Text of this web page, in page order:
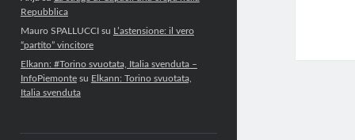
Repubblica
Mauro SPALLUCCIsu L’astensione: il vero
“partito” vincitore
Elkann: #Torino svuotata, Italia svenduta –
InfoPiemontesu Elkann: Torino svuotata,
Italia svenduta